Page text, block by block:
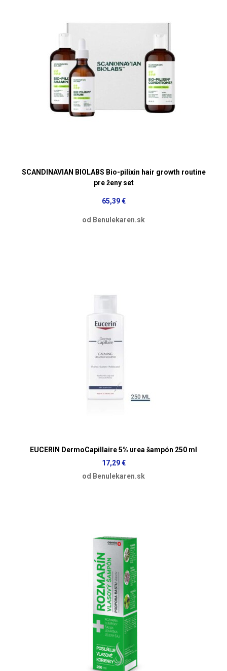
SCANDINAVIAN BIOLABS Bio-pilixin hair growth routine
pre ženy set
65,39 €
od Benulekaren.sk
EUCERIN DermoCapillaire 5% urea šampón 250 ml
17,29 €
od Benulekaren.sk